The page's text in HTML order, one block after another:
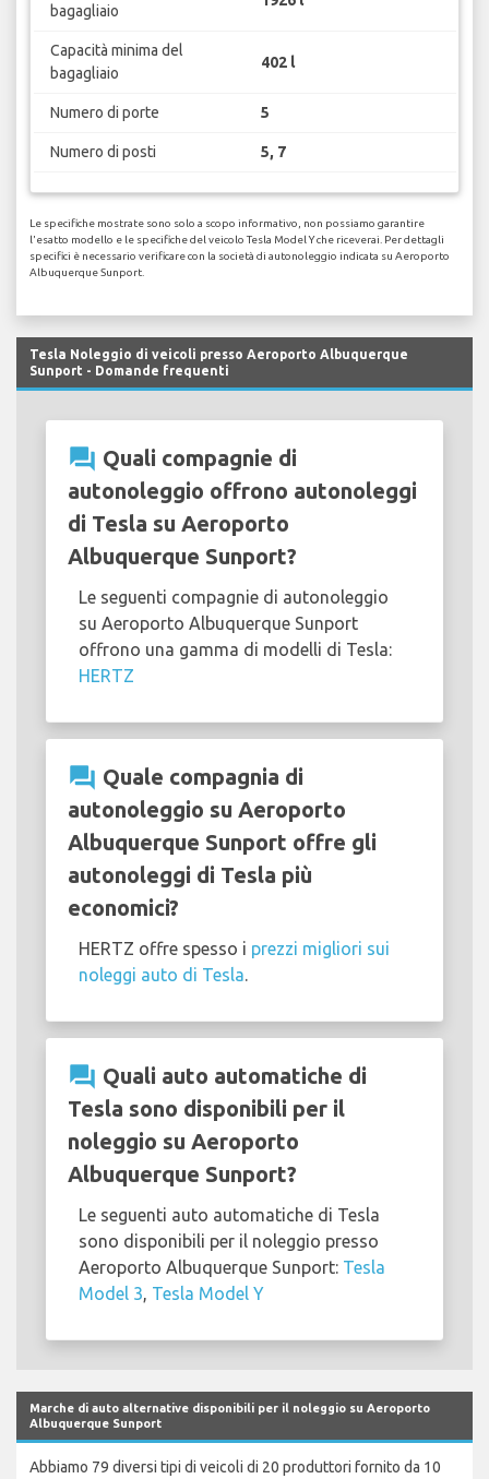
bagagliaio
Capacità minima del
bagagliaio
402 l
Numero di porte 5
Numero di posti 5, 7
Le specifiche mostrate sono solo a scopo informativo, non possiamo garantire
l'esatto modello e le specifiche del veicolo Tesla Model Y che riceverai. Per dettagli
specifici è necessario verificare con la società di autonoleggio indicata su Aeroporto
Albuquerque Sunport.
Tesla Noleggio di veicoli presso Aeroporto Albuquerque
Sunport - Domande frequenti
question_answer Quali compagnie di
autonoleggio offrono autonoleggi
di Tesla su Aeroporto
Albuquerque Sunport?
Le seguenti compagnie di autonoleggio
su Aeroporto Albuquerque Sunport
offrono una gamma di modelli di Tesla:
HERTZ
question_answer Quale compagnia di
autonoleggio su Aeroporto
Albuquerque Sunport offre gli
autonoleggi di Tesla più
economici?
HERTZ offre spesso i prezzi migliori sui
noleggi auto di Tesla
question_answer Quali auto automatiche di
Tesla sono disponibili per il
noleggio su Aeroporto
Albuquerque Sunport?
Le seguenti auto automatiche di Tesla
sono disponibili per il noleggio presso
Aeroporto Albuquerque Sunport: Tesla
Model 3 Tesla Model Y
Marche di auto alternative disponibili per il noleggio su Aeroporto
Albuquerque Sunport
Abbiamo 79 diversi tipi di veicoli di 20 produttori fornito da 10